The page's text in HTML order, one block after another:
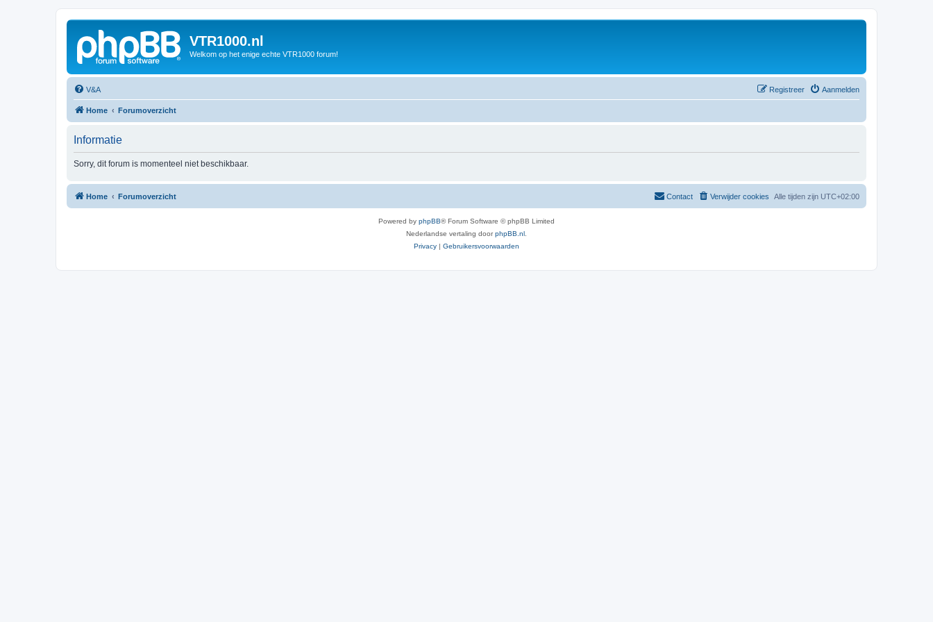
VTR1000.nl
Welkom op het enige echte VTR1000 forum!
V&A Aanmelden
Registreer
Home Forumoverzicht
Informatie
Sorry, dit forum is momenteel niet beschikbaar.
Home Forumoverzicht Alle tijden zijn UTC+02:00
Verwijder cookies
Contact
Powered by phpBB® Forum Software © phpBB Limited
Nederlandse vertaling doorphpBB.nl
Privacy | Gebruikersvoorwaarden